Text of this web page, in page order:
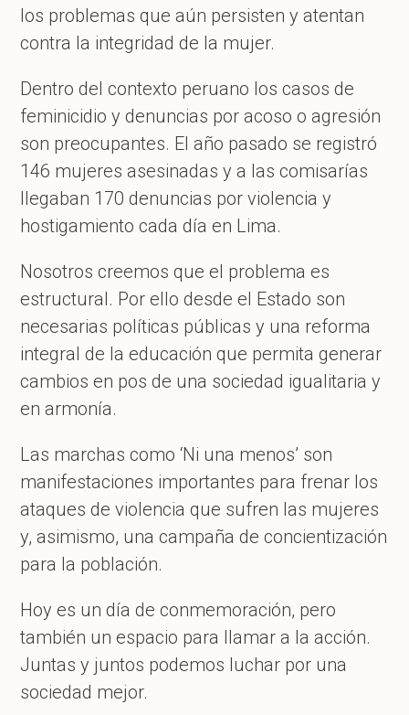
los problemas que aún persisten y atentan
contra la integridad de la mujer.
Dentro del contexto peruano los casos de
feminicidio y denuncias por acoso o agresión
son preocupantes. El año pasado se registró
146 mujeres asesinadas y a las comisarías
llegaban 170 denuncias por violencia y
hostigamiento cada día en Lima.
Nosotros creemos que el problema es
estructural. Por ello desde el Estado son
necesarias políticas públicas y una reforma
integral de la educación que permita generar
cambios en pos de una sociedad igualitaria y
en armonía.
Las marchas como ‘Ni una menos’ son
manifestaciones importantes para frenar los
ataques de violencia que sufren las mujeres
y, asimismo, una campaña de concientización
para la población.
Hoy es un día de conmemoración, pero
también un espacio para llamar a la acción.
Juntas y juntos podemos luchar por una
sociedad mejor.